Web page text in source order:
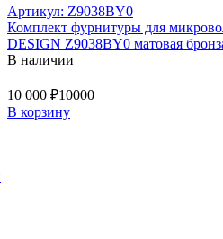
Артикул: Z9038BY0
Комплект фурнитуры для
DESIGN Z9038BY0 матовая
В наличии
10 000 ₽10000
В корзину